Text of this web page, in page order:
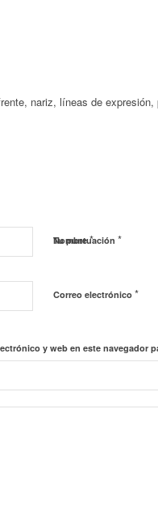
nariz, líneas de
Nombre*
Correo electrónico *
y web en este navegador
Tu puntuación *